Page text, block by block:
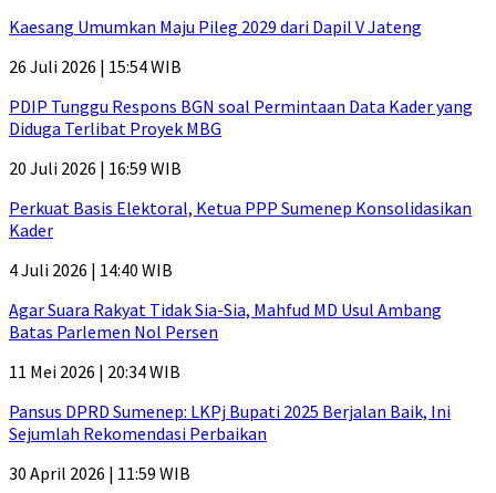
Kaesang Umumkan Maju Pileg 2029 dari Dapil V Jateng
26 Juli 2026 | 15:54 WIB
PDIP Tunggu Respons BGN soal Permintaan Data Kader yang
Diduga Terlibat Proyek MBG
20 Juli 2026 | 16:59 WIB
Perkuat Basis Elektoral, Ketua PPP Sumenep Konsolidasikan
Kader
4 Juli 2026 | 14:40 WIB
Agar Suara Rakyat Tidak Sia-Sia, Mahfud MD Usul Ambang
Batas Parlemen Nol Persen
11 Mei 2026 | 20:34 WIB
Pansus DPRD Sumenep: LKPj Bupati 2025 Berjalan Baik, Ini
Sejumlah Rekomendasi Perbaikan
30 April 2026 | 11:59 WIB